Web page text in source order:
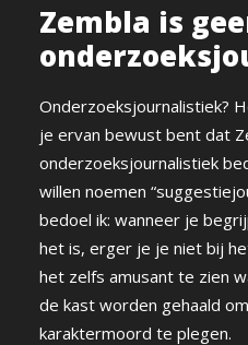
Zembla is
Onderzoeksjournalistiek?
je ervan bewust bent dat
onderzoeksjournalistiek
willen noemen
bedoel ik: wanneer je
het is, erger je je niet bij
het zelfs amusant te zien
de kast worden gehaald
karaktermoord te plegen.